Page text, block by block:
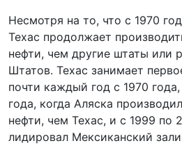
Несмотря на то, что с 1970
Техас продолжает
нефти, чем другие штаты или
Штатов. Техас занимает
почти каждый год с 1970
года, когда Аляска
нефти, чем Техас, и с 1999 по
лидировал Мексиканский